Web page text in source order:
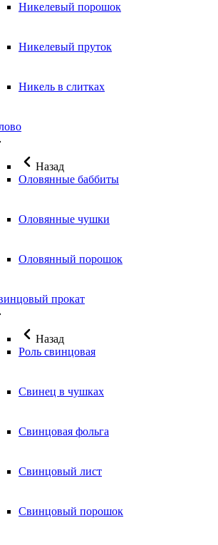
Никелевый порошок
Никелевый пруток
Никель в слитках
Назад
Оловянные баббиты
Оловянные чушки
Оловянный порошок
прокат
Назад
Роль свинцовая
Свинец в чушках
Свинцовая фольга
Свинцовый лист
Свинцовый порошок